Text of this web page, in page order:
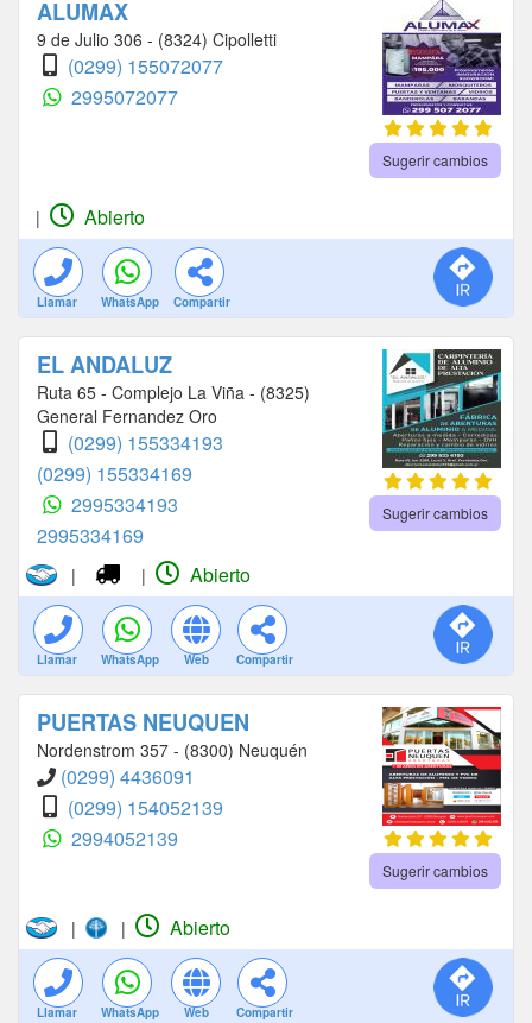
ALUMAX
9 de Julio 306 - (8324) Cipolletti
(0299) 155072077
2995072077
Sugerir cambios
| Abierto
Llamar WhatsApp Compartir
EL ANDALUZ
Ruta 65 - Complejo La Viña - (8325)
General Fernandez Oro
(0299) 155334193
(0299) 155334169
2995334193
2995334169
Sugerir cambios
| | Abierto
Llamar WhatsApp Web Compartir
PUERTAS NEUQUEN
Nordenstrom 357 - (8300) Neuquén
(0299) 4436091
(0299) 154052139
2994052139
Sugerir cambios
| | Abierto
Llamar WhatsApp Web Compartir